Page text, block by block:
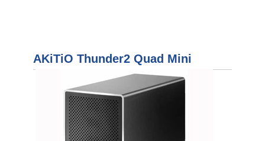
AKiTiO Thunder2 Quad Mini